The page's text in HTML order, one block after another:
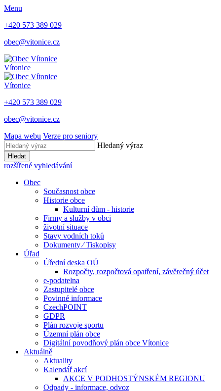
Menu
+420 573 389 029
obec@vitonice.cz
Vítonice
Vítonice
+420 573 389 029
obec@vitonice.cz
Mapa webu Verze pro seniory
Hledaný výraz
Hledat
rozšířené vyhledávání
Obec
Současnost obce
Historie obce
Kulturní dům - historie
Firmy a služby v obci
životní situace
Stavy vodních toků
Dokumenty ⁄ Tiskopisy
Úřad
Úřední deska OÚ
Rozpočty, rozpočtová opatření, závěrečný účet
e-podatelna
Zastupitelé obce
Povinné informace
CzechPOINT
GDPR
Plán rozvoje sportu
Územní plán obce
Digitální povodňový plán obce Vítonice
Aktuálně
Aktuality
Kalendář akcí
AKCE V PODHOSTÝNSKÉM REGIONU
Odpady - informace, odvoz